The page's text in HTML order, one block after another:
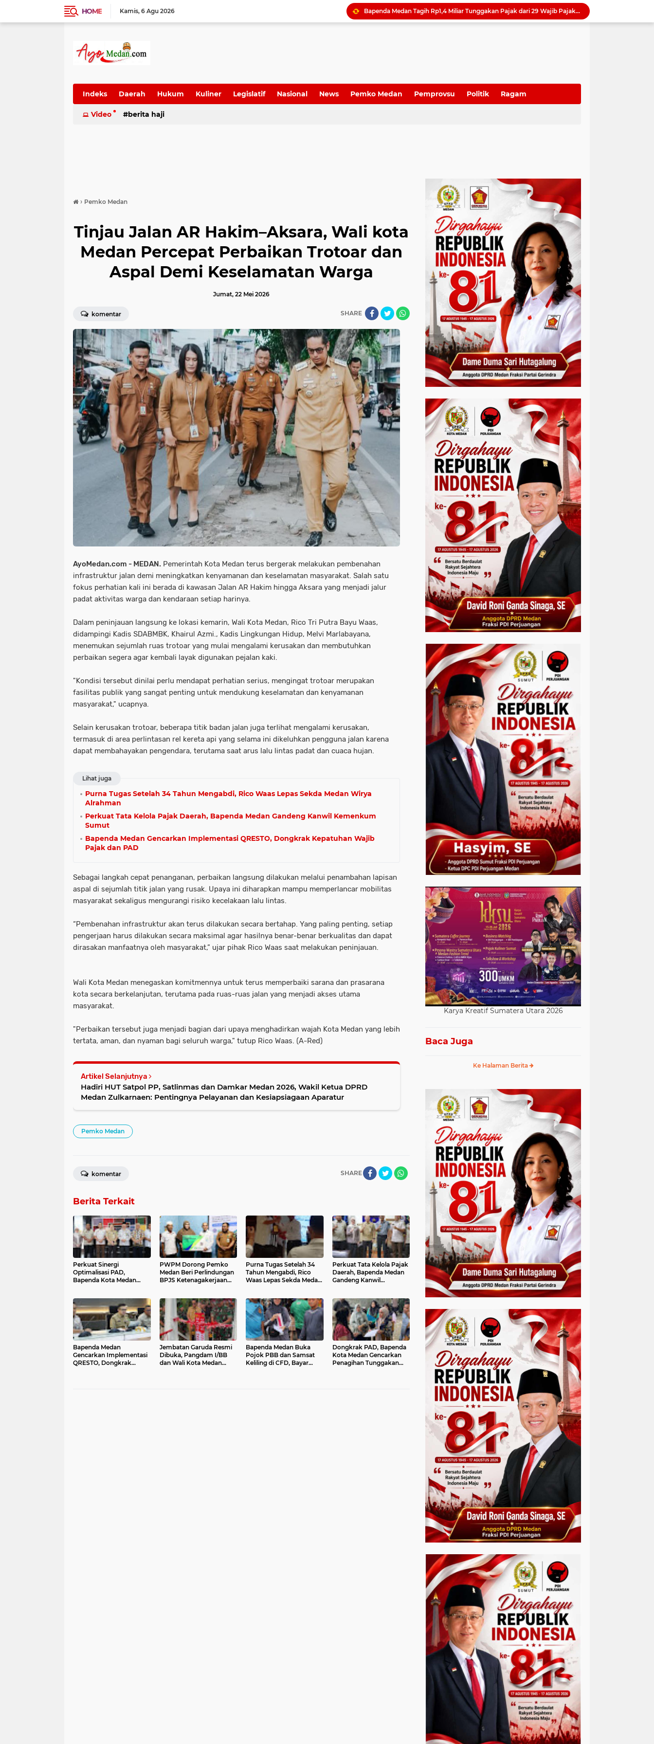
HOME Kamis 6 Agu 2026
Bapenda Medan Tagih Rp1,4 Miliar Tunggakan Pajak dari 29 Wajib Pajak Sepanjang Juli 2026
Indeks Daerah Hukum Kuliner Legislatif Nasional News Pemko Medan Pemprovsu Politik Ragam
SUmatera Utara Wisata
Video berita haji
› Pemko Medan
Tinjau Jalan AR Hakim–Aksara, Wali kota
Medan Percepat Perbaikan Trotoar dan
Aspal Demi Keselamatan Warga
Jumat, 22 Mei 2026
komentar SHARE
AyoMedan.com - MEDAN. Pemerintah Kota Medan terus bergerak melakukan pembenahan
infrastruktur jalan demi meningkatkan kenyamanan dan keselamatan masyarakat. Salah satu
fokus perhatian kali ini berada di kawasan Jalan AR Hakim hingga Aksara yang menjadi jalur
padat aktivitas warga dan kendaraan setiap harinya.
Dalam peninjauan langsung ke lokasi kemarin, Wali Kota Medan, Rico Tri Putra Bayu Waas,
didampingi Kadis SDABMBK, Khairul Azmi., Kadis Lingkungan Hidup, Melvi Marlabayana,
menemukan sejumlah ruas trotoar yang mulai mengalami kerusakan dan membutuhkan
perbaikan segera agar kembali layak digunakan pejalan kaki.
"Kondisi tersebut dinilai perlu mendapat perhatian serius, mengingat trotoar merupakan
fasilitas publik yang sangat penting untuk mendukung keselamatan dan kenyamanan
masyarakat," ucapnya.
Selain kerusakan trotoar, beberapa titik badan jalan juga terlihat mengalami kerusakan,
termasuk di area perlintasan rel kereta api yang selama ini dikeluhkan pengguna jalan karena
dapat membahayakan pengendara, terutama saat arus lalu lintas padat dan cuaca hujan.
Lihat juga
Purna Tugas Setelah 34 Tahun Mengabdi, Rico Waas Lepas Sekda Medan Wirya
Alrahman
Perkuat Tata Kelola Pajak Daerah, Bapenda Medan Gandeng Kanwil Kemenkum
Sumut
Bapenda Medan Gencarkan Implementasi QRESTO, Dongkrak Kepatuhan Wajib
Pajak dan PAD
Sebagai langkah cepat penanganan, perbaikan langsung dilakukan melalui penambahan lapisan
aspal di sejumlah titik jalan yang rusak. Upaya ini diharapkan mampu memperlancar mobilitas
masyarakat sekaligus mengurangi risiko kecelakaan lalu lintas.
“Pembenahan infrastruktur akan terus dilakukan secara bertahap. Yang paling penting, setiap
pengerjaan harus dilakukan secara maksimal agar hasilnya benar-benar berkualitas dan dapat
dirasakan manfaatnya oleh masyarakat,” ujar pihak Rico Waas saat melakukan peninjauan.
Wali Kota Medan menegaskan komitmennya untuk terus memperbaiki sarana dan prasarana
kota secara berkelanjutan, terutama pada ruas-ruas jalan yang menjadi akses utama
masyarakat.
"Perbaikan tersebut juga menjadi bagian dari upaya menghadirkan wajah Kota Medan yang lebih
tertata, aman, dan nyaman bagi seluruh warga," tutup Rico Waas. (A-Red)
Artikel Selanjutnya
Hadiri HUT Satpol PP, Satlinmas dan Damkar Medan 2026, Wakil Ketua DPRD
Medan Zulkarnaen: Pentingnya Pelayanan dan Kesiapsiagaan Aparatur
Pemko Medan
SHARE
komentar
Berita Terkait
Perkuat Sinergi
Optimalisasi PAD,
Bapenda Kota Medan
PWPM Dorong Pemko
Medan Beri Perlindungan
BPJS Ketenagakerjaan
Purna Tugas Setelah 34
Tahun Mengabdi, Rico
Waas Lepas Sekda Medan
Perkuat Tata Kelola Pajak
Daerah, Bapenda Medan
Gandeng Kanwil
Bapenda Medan
Gencarkan Implementasi
QRESTO, Dongkrak
Jembatan Garuda Resmi
Dibuka, Pangdam I/BB
dan Wali Kota Medan
Bapenda Medan Buka
Pojok PBB dan Samsat
Keliling di CFD, Bayar
Dongkrak PAD, Bapenda
Kota Medan Gencarkan
Penagihan Tunggakan
Karya Kreatif Sumatera Utara 2026
Baca Juga
Ke Halaman Berita